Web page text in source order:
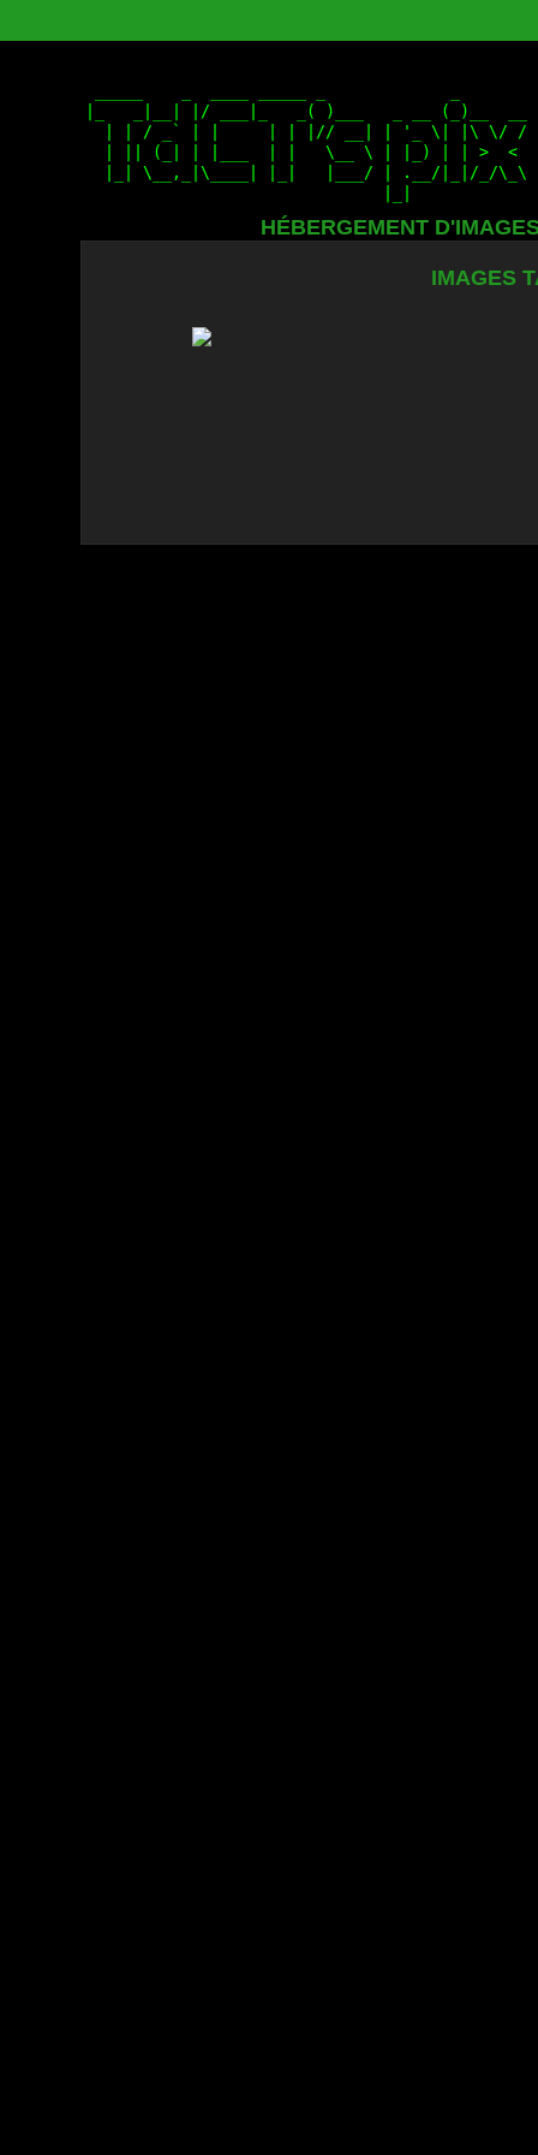
HÉBERGEMENT
IMAGES